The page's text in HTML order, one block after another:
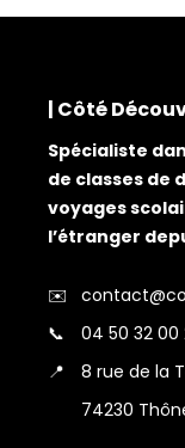
| Côté
Spécialiste
de classes de
voyages
l’étranger
✉️
📞
04 50 32 00
📍
8 rue de la
74230